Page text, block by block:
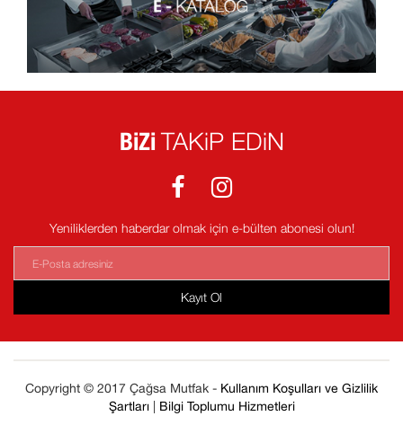
BiZiTAKiP EDiN
Yeniliklerden haberdar olmak için e-bülten abonesi olun!
Kayıt Ol
Copyright © 2017 Çağsa Mutfak - Kullanım Koşulları ve Gizlilik
Şartları| Bilgi Toplumu Hizmetleri